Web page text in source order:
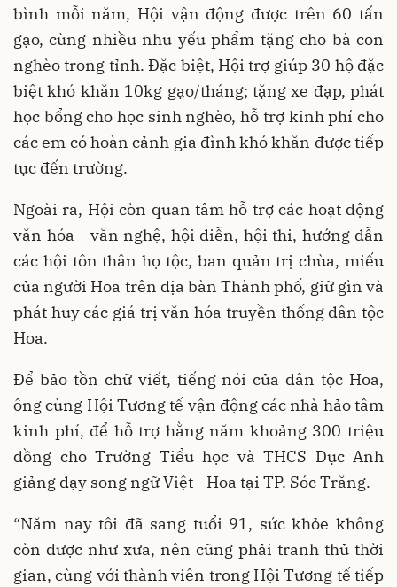
bình mỗi năm, Hội vận động được trên 60 tấn
gạo, cùng nhiều nhu yếu phẩm tặng cho bà con
nghèo trong tỉnh. Đặc biệt, Hội trợ giúp 30 hộ đặc
biệt khó khăn 10kg gạo/tháng; tặng xe đạp, phát
học bổng cho học sinh nghèo, hỗ trợ kinh phí cho
các em có hoàn cảnh gia đình khó khăn được tiếp
tục đến trường.
Ngoài ra, Hội còn quan tâm hỗ trợ các hoạt động
văn hóa - văn nghệ, hội diễn, hội thi, hướng dẫn
các hội tôn thân họ tộc, ban quản trị chùa, miếu
của người Hoa trên địa bàn Thành phố, giữ gìn và
phát huy các giá trị văn hóa truyền thống dân tộc
Hoa.
Để bảo tồn chữ viết, tiếng nói của dân tộc Hoa,
ông cùng Hội Tương tế vận động các nhà hảo tâm
kinh phí, để hỗ trợ hằng năm khoảng 300 triệu
đồng cho Trường Tiểu học và THCS Dục Anh
giảng dạy song ngữ Việt - Hoa tại TP. Sóc Trăng.
“Năm nay tôi đã sang tuổi 91, sức khỏe không
còn được như xưa, nên cũng phải tranh thủ thời
gian, cùng với thành viên trong Hội Tương tế tiếp